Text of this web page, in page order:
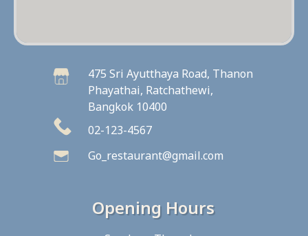
475 Sri Ayutthaya Road, Thanon
Phayathai, Ratchathewi,
Bangkok 10400
02-123-4567
Go_restaurant@gmail.com
Opening Hours